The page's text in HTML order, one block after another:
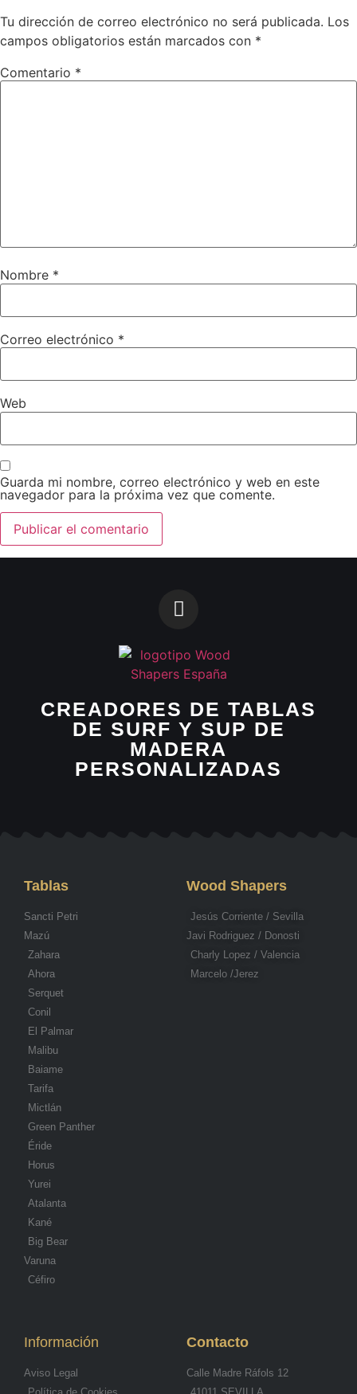
Tu dirección de correo electrónico no será publicada. Los
campos obligatorios están marcados con *
Comentario *
Nombre *
Correo electrónico *
Web
Guarda mi nombre, correo electrónico y web en este
navegador para la próxima vez que comente.
CREADORES DE TABLAS
DE SURF Y SUP DE
MADERA
PERSONALIZADAS
Tablas
Sancti Petri
Mazú
Zahara
Ahora
Serquet
Conil
El Palmar
Malibu
Baiame
Tarifa
Mictlán
Green Panther
Éride
Horus
Yurei
Atalanta
Kané
Big Bear
Varuna
Céfiro
Wood Shapers
Jesús Corriente / Sevilla
Javi Rodriguez / Donosti
Charly Lopez / Valencia
Marcelo /Jerez
Información
Aviso Legal
Contacto
Calle Madre Ráfols 12